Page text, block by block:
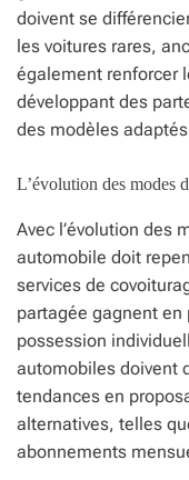
doivent se
les voitures rares,
également renforcer
développant des
des modèles
L’évolution des modes
Avec l’évolution des
automobile doit
services de
partagée gagnent
possession
automobiles doivent
tendances en
alternatives, telles
abonnements